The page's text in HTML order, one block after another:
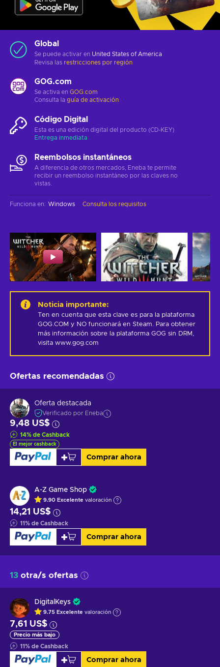
Global
Se puede activar en United States of America
Revisa las restricciones por región
GOG.com
Se activa en GOG.com
Consulta la guía de activación
Código Digital
Esta es una edición digital del producto (CD-KEY)
Entrega inmediata
Reembolsos instantáneos
A diferencia de otros mercados, Eneba te permite
recibir un reembolso instantáneo por las claves no
vistas.
Funciona en: Windows Consulta los requisitos
Noticia importante:
Ten en cuenta que esta clave es para la plataforma
GOG.COM y NO funcionará en Steam. Para obtener
más información sobre la plataforma GOG sin DRM,
visita www.gog.com
Ofertas recomendadas
Oferta destacada
Verificado por Eneba
9,48 US$
14% de Cashback
El mejor cashback
Comprar ahora
A-Z Game Shop
9.90 Excelente valoración
14,21 US$
11% de Cashback
Comprar ahora
13 otra/s ofertas
DigitalKeys
9.75 Excelente valoración
7,61 US$
Precio más bajo
11% de Cashback
Comprar ahora